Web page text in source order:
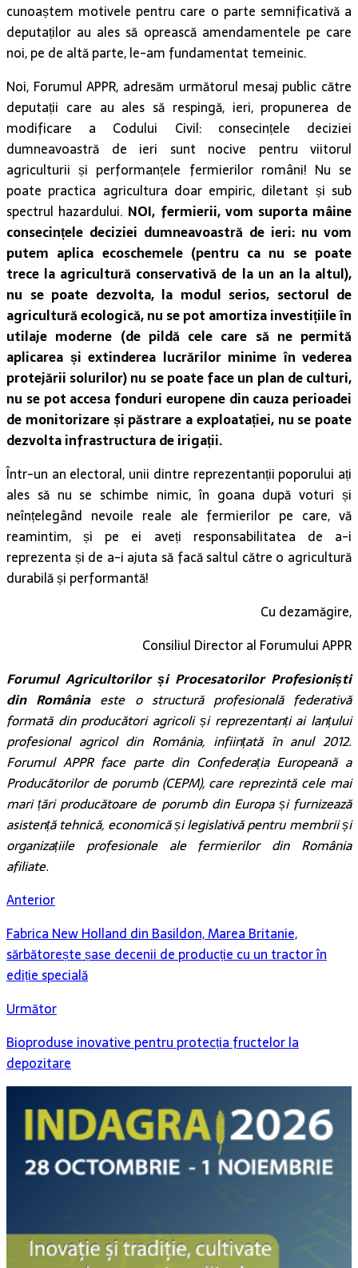
cunoaștem motivele pentru care o parte semnificativă a
deputaților au ales să oprească amendamentele pe care
noi, pe de altă parte, le-am fundamentat temeinic.
Noi, Forumul APPR, adresăm următorul mesaj public către
deputații care au ales să respingă, ieri, propunerea de
modificare a Codului Civil: consecințele deciziei
dumneavoastră de ieri sunt nocive pentru viitorul
agriculturii și performanțele fermierilor români! Nu se
poate practica agricultura doar empiric, diletant și sub
spectrul hazardului. NOI, fermierii, vom suporta mâine
consecințele deciziei dumneavoastră de ieri: nu vom
putem aplica ecoschemele (pentru ca nu se poate
trece la agricultură conservativă de la un an la altul),
nu se poate dezvolta, la modul serios, sectorul de
agricultură ecologică, nu se pot amortiza investițiile în
utilaje moderne (de pildă cele care să ne permită
aplicarea și extinderea lucrărilor minime în vederea
protejării solurilor) nu se poate face un plan de culturi,
nu se pot accesa fonduri europene din cauza perioadei
de monitorizare și păstrare a exploatației, nu se poate
dezvolta infrastructura de irigații.
Într-un an electoral, unii dintre reprezentanții poporului ați
ales să nu se schimbe nimic, în goana după voturi și
neînțelegând nevoile reale ale fermierilor pe care, vă
reamintim, și pe ei aveți responsabilitatea de a-i
reprezenta și de a-i ajuta să facă saltul către o agricultură
durabilă și performantă!
Cu dezamăgire,
Consiliul Director al Forumului APPR
Forumul Agricultorilor și Procesatorilor Profesioniști
din Româniaeste o structură profesională federativă
formată din producători agricoli și reprezentanți ai lanțului
profesional agricol din România, inființată în anul 2012.
Forumul APPR face parte din Confederația Europeană a
Producătorilor de porumb (CEPM), care reprezintă cele mai
mari țări producătoare de porumb din Europa și furnizează
asistență tehnică, economică și legislativă pentru membrii și
organizațiile profesionale ale fermierilor din România
afiliate.
Anterior
Fabrica New Holland din Basildon, Marea Britanie,
sărbătorește șase decenii de producție cu un tractor în
ediție specială
Următor
Bioproduse inovative pentru protecția fructelor la
depozitare